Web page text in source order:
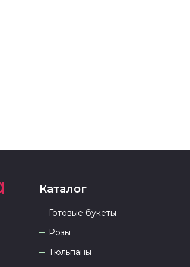
Каталог
Готовые букеты
Розы
Тюльпаны